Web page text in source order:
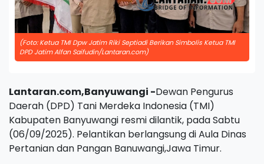
(Foto: Ketua TMI Dpw Jatim Riki Septiadi Berikan Simbolis Ketua TMI
DPD Jatim Alfan Saifudin/Lantaran.com)
Lantaran.com,Banyuwangi -Dewan Pengurus
Daerah (DPD) Tani Merdeka Indonesia (TMI)
Kabupaten Banyuwangi resmi dilantik, pada Sabtu
(06/09/2025). Pelantikan berlangsung di Aula Dinas
Pertanian dan Pangan Banuwangi,Jawa Timur.